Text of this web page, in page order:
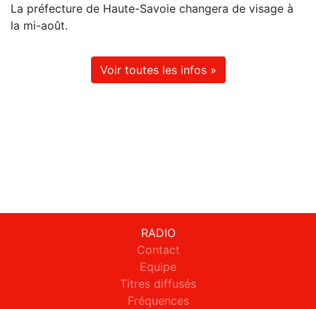
La préfecture de Haute-Savoie changera de visage à
la mi-août.
Voir toutes les infos »
RADIO
Contact
Equipe
Titres diffusés
Fréquences